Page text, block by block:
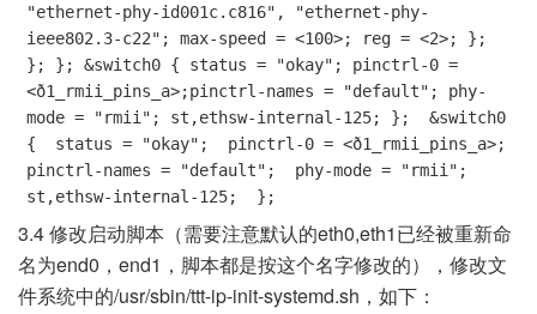
"ethernet-phy-id001c.c816", "ethernet-phy-
ieee802.3-c22"; max-speed = <100>; reg = <2>; };
}; }; &switch0 { status = "okay"; pinctrl-0 =
<ð1_rmii_pins_a>;pinctrl-names = "default"; phy-
mode = "rmii"; st,ethsw-internal-125; };  &switch0
{  status = "okay";  pinctrl-0 = <ð1_rmii_pins_a>;
pinctrl-names = "default";  phy-mode = "rmii";
st,ethsw-internal-125;  };
3.4 修改启动脚本（需要注意默认的eth0,eth1已经被重新命
名为end0，end1，脚本都是按这个名字修改的），修改文
件系统中的/usr/sbin/ttt-ip-init-systemd.sh，如下：